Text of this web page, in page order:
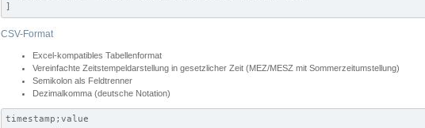
]
CSV-Format
Excel-kompatibles Tabellenformat
Vereinfachte Zeitstempeldarstellung in gesetzlicher Zeit (MEZ/MESZ mit Sommerzeitumstellung)
Semikolon als Feldtrenner
Dezimalkomma (deutsche Notation)
timestamp;value